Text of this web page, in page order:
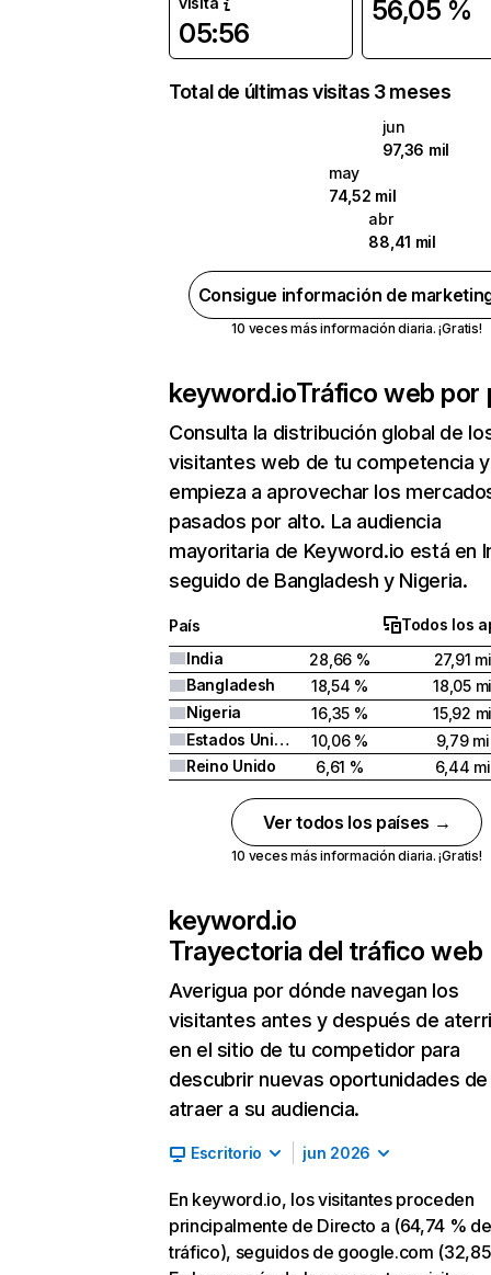
05:56
56,05 %
Total de últimas visitas 3 meses
jun
97,36 mil
may
74,52 mil
abr
88,41 mil
Consigue información de
10 veces más información diaria. ¡Gratis!
keyword.ioTráfico web por
Consulta la distribución global de
visitantes web de tu competencia y
empieza a aprovechar los
pasados por alto. La audiencia
mayoritaria de Keyword.io está en
seguido de Bangladesh y Nigeria.
País
Todos los
India
28,66 %
27,91
Bangladesh
18,54 %
18,05
Nigeria
16,35 %
15,92
Estados Unidos
10,06 %
9,79
Reino Unido
6,61 % 6,44
Ver todos los países →
10 veces más información diaria. ¡Gratis!
keyword.io
Trayectoria del tráfico web
Averigua por dónde navegan los
visitantes antes y después de
en el sitio de tu competidor para
descubrir nuevas oportunidades de
atraer a su audiencia.
Escritorio jun 2026
En keyword.io, los visitantes proceden
principalmente de Directo a (64,74 % de
tráfico), seguidos de google.com